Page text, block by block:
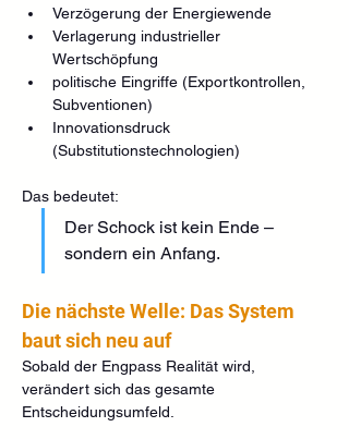
Verzögerung der Energiewende
Verlagerung industrieller
Wertschöpfung
politische Eingriffe (Exportkontrollen,
Subventionen)
Innovationsdruck
(Substitutionstechnologien)
Das bedeutet:
Der Schock ist kein Ende –
sondern ein Anfang.
Die nächste Welle: Das System
baut sich neu auf
Sobald der Engpass Realität wird,
verändert sich das gesamte
Entscheidungsumfeld.